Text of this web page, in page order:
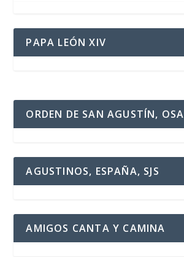
PAPA LEÓN XIV
ORDEN DE SAN AGUSTÍN, OSA
AGUSTINOS, ESPAÑA, SJS
AMIGOS CANTA Y CAMINA